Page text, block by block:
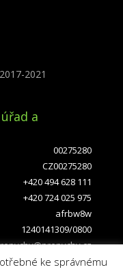
2021
a
00275280
CZ00275280
+420 494 628 111
+420 724 025 975
afrbw8w
1240141309/0800
ke správnému